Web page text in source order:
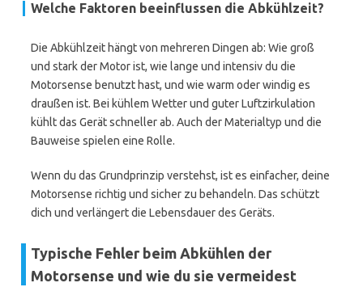
Welche Faktoren beeinflussen die Abkühlzeit?
Die Abkühlzeit hängt von mehreren Dingen ab: Wie groß
und stark der Motor ist, wie lange und intensiv du die
Motorsense benutzt hast, und wie warm oder windig es
draußen ist. Bei kühlem Wetter und guter Luftzirkulation
kühlt das Gerät schneller ab. Auch der Materialtyp und die
Bauweise spielen eine Rolle.
Wenn du das Grundprinzip verstehst, ist es einfacher, deine
Motorsense richtig und sicher zu behandeln. Das schützt
dich und verlängert die Lebensdauer des Geräts.
Typische Fehler beim Abkühlen der
Motorsense und wie du sie vermeidest